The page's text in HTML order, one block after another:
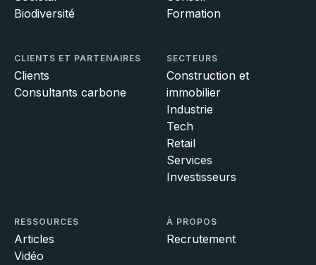
Biodiversité
Formation
CLIENTS ET PARTENAIRES
Clients
Consultants carbone
SECTEURS
Construction et
immobilier
Industrie
Tech
Retail
Services
Investisseurs
RESSOURCES
Articles
Vidéo
À PROPOS
Recrutement